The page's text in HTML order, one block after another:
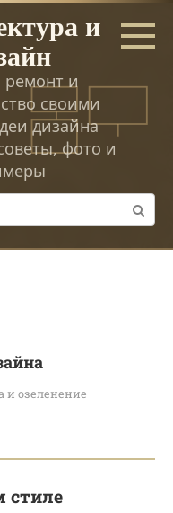
и
ремонт и
своими
дизайна
фото и
и озеленение
стиле